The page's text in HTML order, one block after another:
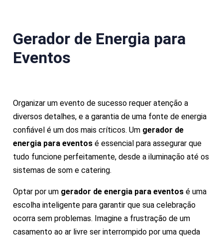
Gerador de Energia para
Eventos
Organizar um evento de sucesso requer atenção a
diversos detalhes, e a garantia de uma fonte de energia
confiável é um dos mais críticos. Um gerador de
energia para eventos é essencial para assegurar que
tudo funcione perfeitamente, desde a iluminação até os
sistemas de som e catering.
Optar por um gerador de energia para eventos é uma
escolha inteligente para garantir que sua celebração
ocorra sem problemas. Imagine a frustração de um
casamento ao ar livre ser interrompido por uma queda